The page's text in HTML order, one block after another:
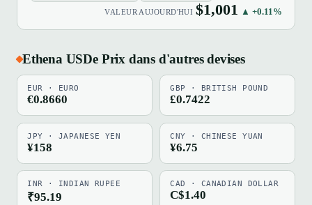
VALEUR AUJOURD'HUI $1,001 ▲ +0.11%
Ethena USDe Prix dans d'autres devises
EUR · EURO
€0.8660
GBP · BRITISH POUND
£0.7422
JPY · JAPANESE YEN
¥158
CNY · CHINESE YUAN
¥6.75
INR · INDIAN RUPEE
₹95.19
CAD · CANADIAN DOLLAR
C$1.40